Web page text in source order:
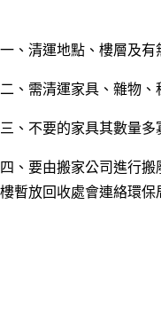
一 、 清運地點、樓層及有
二 、需清運家具 、雜物
三 、 不要的家具其數量多
四 、要由搬家公司進行搬
樓暫放回收處會連絡環保